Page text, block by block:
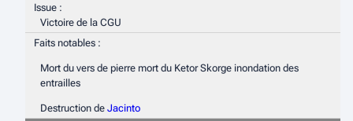
Issue :
Victoire de la CGU
Faits notables :
Mort du vers de pierre mort du Ketor Skorge inondation des
entrailles
Destruction de Jacinto